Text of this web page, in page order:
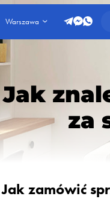
Warszawa
Jak
za
Jak zamówić